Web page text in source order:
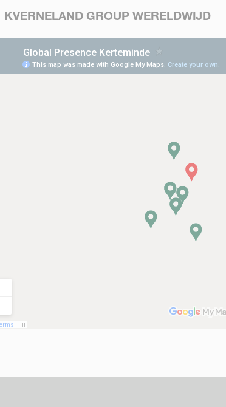
KVERNELAND GROUP WERELDWIJD